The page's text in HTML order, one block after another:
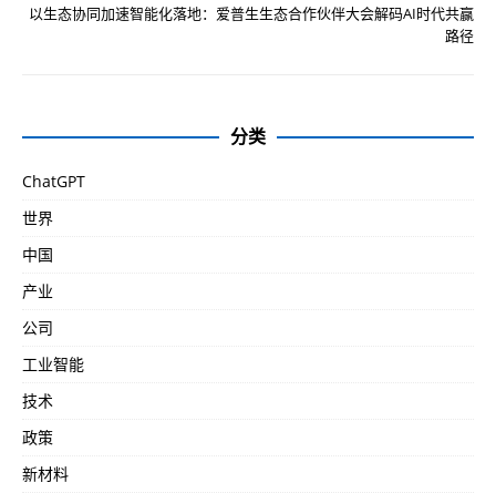
以生态协同加速智能化落地：爱普生生态合作伙伴大会解码AI时代共赢
路径
分类
ChatGPT
世界
中国
产业
公司
工业智能
技术
政策
新材料